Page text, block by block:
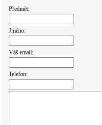
Předmět:
Jméno:
Váš email:
Telefon: